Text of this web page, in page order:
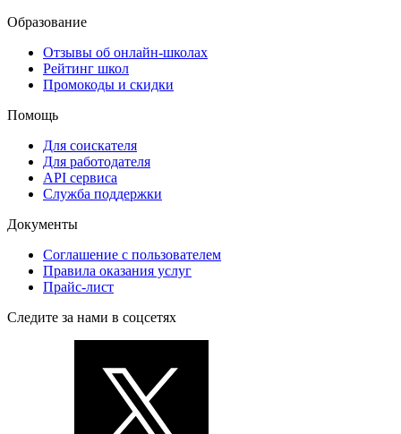
Образование
Отзывы об онлайн-школах
Рейтинг школ
Промокоды и скидки
Помощь
Для соискателя
Для работодателя
API сервиса
Служба поддержки
Документы
Соглашение с пользователем
Правила оказания услуг
Прайс-лист
Следите за нами в соцсетях